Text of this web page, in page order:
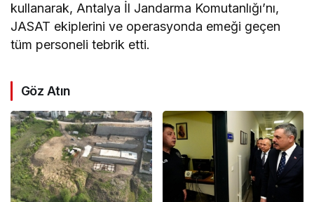
kullanarak, Antalya İl Jandarma Komutanlığı’nı,
JASAT ekiplerini ve operasyonda emeği geçen
tüm personeli tebrik etti.
Göz Atın